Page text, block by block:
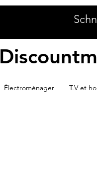
Électroménager T.V et